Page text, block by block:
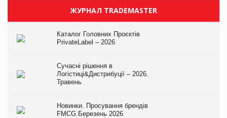
ЖУРНАЛ TRADEMASTER
Каталог Головних Проєктів
PrivateLabel – 2026
Сучасні рішення в
Логістиці&Дистрибуції – 2026.
Травень
Новинки. Просування брендів
FMCG.Березень 2026